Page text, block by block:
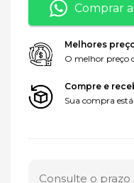
Comprar
Melhores
O melhor preço
Compre e
Sua compra
Consulte o